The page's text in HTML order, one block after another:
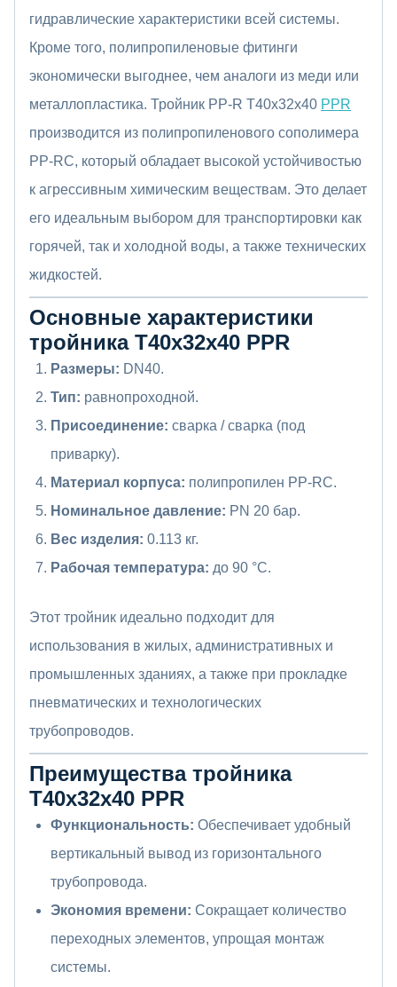
гидравлические характеристики всей системы.
Кроме того, полипропиленовые фитинги
экономически выгоднее, чем аналоги из меди или
металлопластика. Тройник PP-R Т40x32x40 PPR
производится из полипропиленового сополимера
PP-RC, который обладает высокой устойчивостью
к агрессивным химическим веществам. Это делает
его идеальным выбором для транспортировки как
горячей, так и холодной воды, а также технических
жидкостей.
Основные характеристики
тройника Т40x32x40 PPR
Размеры: DN40.
Тип: равнопроходной.
Присоединение: сварка / сварка (под
приварку).
Материал корпуса: полипропилен PP-RC.
Номинальное давление: PN 20 бар.
Вес изделия: 0.113 кг.
Рабочая температура: до 90 °С.
Этот тройник идеально подходит для
использования в жилых, административных и
промышленных зданиях, а также при прокладке
пневматических и технологических
трубопроводов.
Преимущества тройника
Т40x32x40 PPR
Функциональность: Обеспечивает удобный
вертикальный вывод из горизонтального
трубопровода.
Экономия времени: Сокращает количество
переходных элементов, упрощая монтаж
системы.